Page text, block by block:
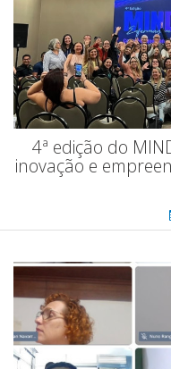
4ª edição do
inovação e